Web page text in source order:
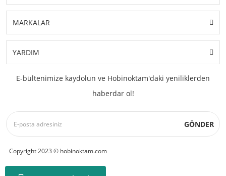
MARKALAR
YARDIM
E-bültenimize kaydolun ve Hobinoktam'daki yeniliklerden
haberdar ol!
GÖNDER
Copyright 2023 © hobinoktam.com